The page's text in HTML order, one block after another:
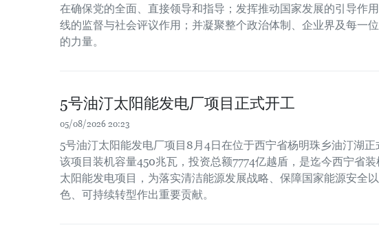
在确保党的全面、直接领导和指导；发挥推动国家发展的引导作
线的监督与社会评议作用；并凝聚整个政治体制、企业界及每一
的力量。
5号油汀太阳能发电厂项目正式开工
05/08/2026 20:23
5号油汀太阳能发电厂项目8月4日在位于西宁省杨明珠乡油汀湖正
该项目装机容量450兆瓦，投资总额7774亿越盾，是迄今西宁省
太阳能发电项目，为落实清洁能源发展战略、保障国家能源安全
色、可持续转型作出重要贡献。